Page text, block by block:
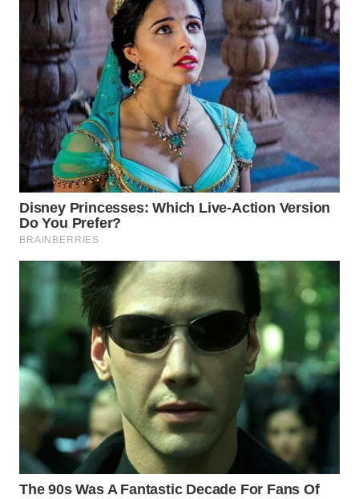
WN
TAPANULI
SELATAN
WN
TANJUNG
LESUNG
WN
KARO
WN
SIMALUNGUN
WN
LABUHANBATU
TAPANULI
TENGAH
WN DELI
SERDANG
WN
TEBING